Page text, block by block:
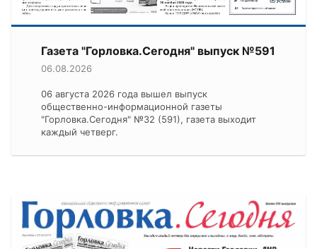
Газета "Горловка.Сегодня" выпуск №591
06.08.2026
06 августа 2026 года вышел выпуск
общественно-информационной газеты
"Горловка.Сегодня" №32 (591), газета выходит
каждый четверг.